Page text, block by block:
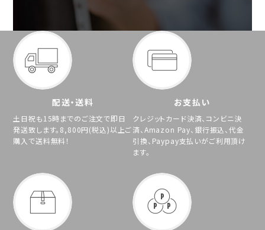
配送・送料
土日祝も15時までのご注文で即日
発送致します。8,800円(税込)以上ご
購入で送料無料！
お支払い
クレジットカード決済、コンビニ決
済、Amazon Pay、銀行振込、代金
引換、Paypay支払いがご利用頂け
ます。